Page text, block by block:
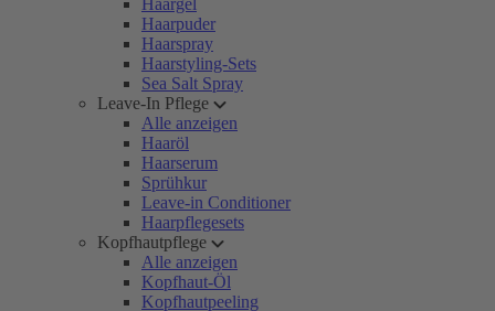
Haargel
Haarpuder
Haarspray
Haarstyling-Sets
Sea Salt Spray
Leave-In Pflege
Alle anzeigen
Haaröl
Haarserum
Sprühkur
Leave-in Conditioner
Haarpflegesets
Kopfhautpflege
Alle anzeigen
Kopfhaut-Öl
Kopfhautpeeling